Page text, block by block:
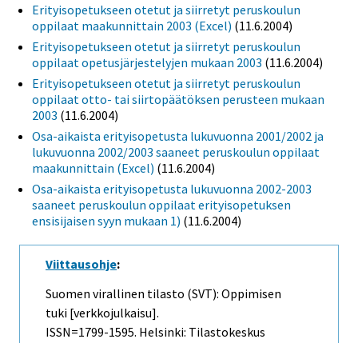
Erityisopetukseen otetut ja siirretyt peruskoulun
oppilaat maakunnittain 2003 (Excel) (11.6.2004)
Erityisopetukseen otetut ja siirretyt peruskoulun
oppilaat opetusjärjestelyjen mukaan 2003 (11.6.2004)
Erityisopetukseen otetut ja siirretyt peruskoulun
oppilaat otto- tai siirtopäätöksen perusteen mukaan
2003 (11.6.2004)
Osa-aikaista erityisopetusta lukuvuonna 2001/2002 ja
lukuvuonna 2002/2003 saaneet peruskoulun oppilaat
maakunnittain (Excel) (11.6.2004)
Osa-aikaista erityisopetusta lukuvuonna 2002-2003
saaneet peruskoulun oppilaat erityisopetuksen
ensisijaisen syyn mukaan 1) (11.6.2004)
Viittausohje:
Suomen virallinen tilasto (SVT): Oppimisen
tuki [verkkojulkaisu].
ISSN=1799-1595. Helsinki: Tilastokeskus